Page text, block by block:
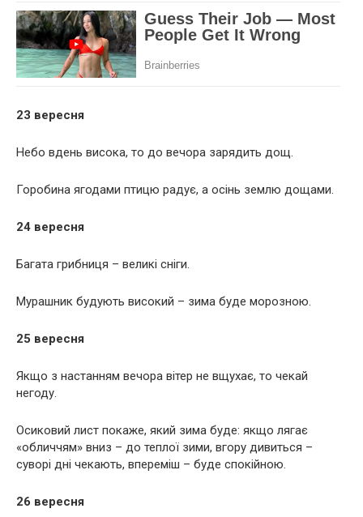
23 вересня
Небо вдень висока, то до вечора зарядить дощ.
Горобина ягодами птицю радує, а осінь землю дощами.
24 вересня
Багата грибниця – великі сніги.
Мурашник будують високий – зима буде морозною.
25 вересня
Якщо з настанням вечора вітер не вщухає, то чекай
негоду.
Осиковий лист покаже, який зима буде: якщо лягає
«обличчям» вниз – до теплої зими, вгору дивиться –
суворі дні чекають, впереміш – буде спокійною.
26 вересня